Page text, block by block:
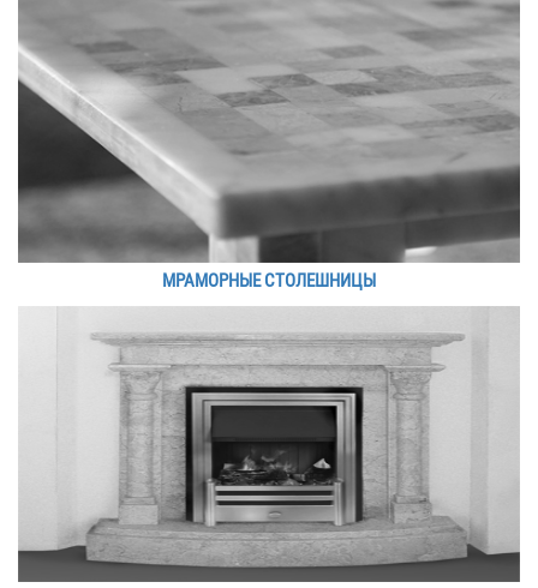
МРАМОРНЫЕ СТОЛЕШНИЦЫ